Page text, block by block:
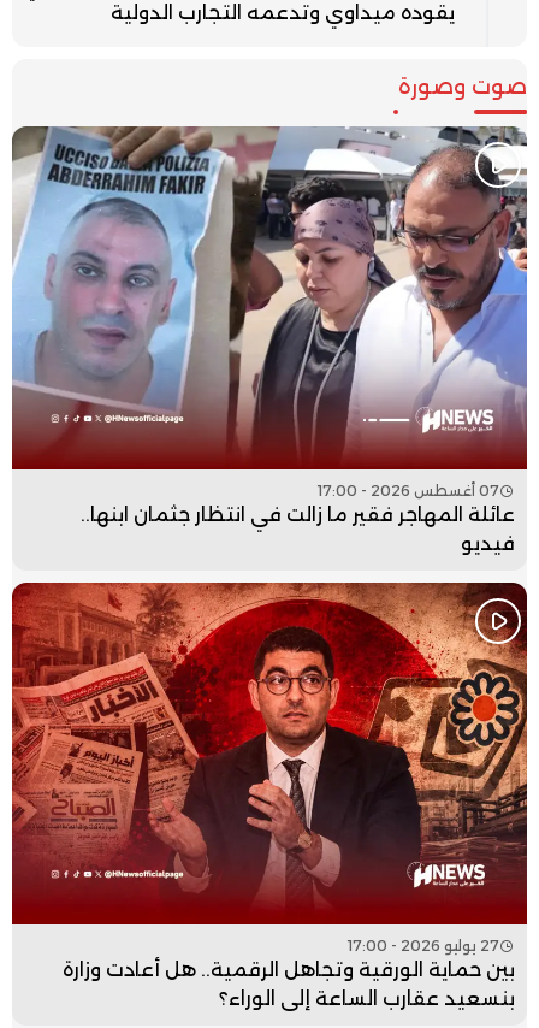
يقوده ميداوي وتدعمه التجارب الدولية
صوت وصورة
07 أغسطس 2026 - 17:00
عائلة المهاجر فقير ما زالت في انتظار جثمان ابنها..
فيديو
27 يوليو 2026 - 17:00
بين حماية الورقية وتجاهل الرقمية.. هل أعادت وزارة
بنسعيد عقارب الساعة إلى الوراء؟